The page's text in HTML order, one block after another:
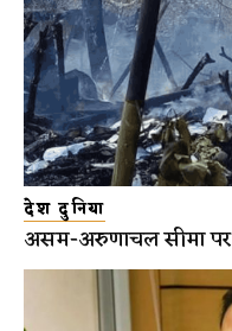
देश दुनिया
असम-अरुणाचल सीमा पर